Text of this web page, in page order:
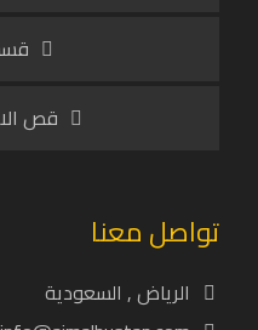
قص
تواصل معنا
الرياض , السعودية